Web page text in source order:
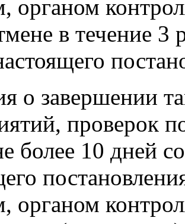
органом
в течение 3
о завершении
проверок
более 10 дней
органом